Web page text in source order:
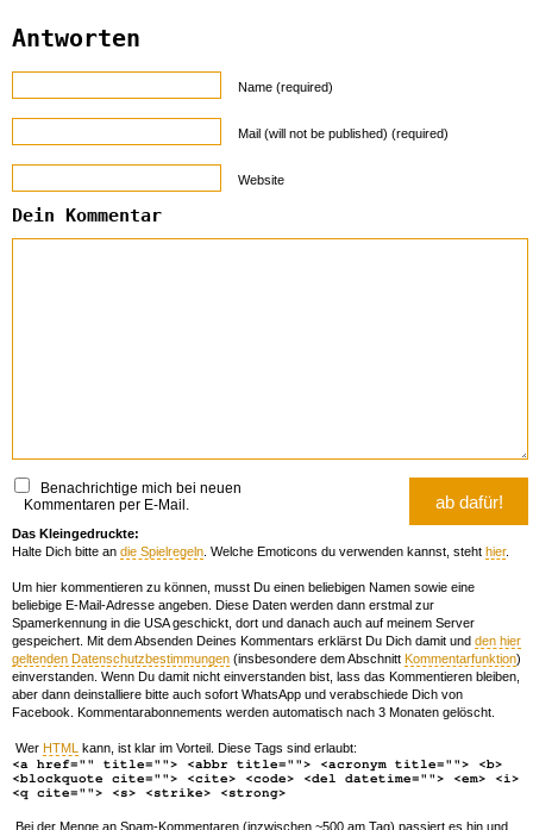
Antworten
Name (required)
Mail (will not be published) (required)
Website
Dein Kommentar
Benachrichtige mich bei neuen
Kommentaren per E-Mail.
Das Kleingedruckte:
Halte Dich bitte an die Spielregeln . Welche Emoticons du verwenden kannst, steht hier.
Um hier kommentieren zu können, musst Du einen beliebigen Namen sowie eine
beliebige E-Mail-Adresse angeben. Diese Daten werden dann erstmal zur
Spamerkennung in die USA geschickt, dort und danach auch auf meinem Server
gespeichert. Mit dem Absenden Deines Kommentars erklärst Du Dich damit und den hier
geltenden Datenschutzbestimmungen (insbesondere dem Abschnitt Kommentarfunktion)
einverstanden. Wenn Du damit nicht einverstanden bist, lass das Kommentieren bleiben,
aber dann deinstalliere bitte auch sofort WhatsApp und verabschiede Dich von
Facebook. Kommentarabonnements werden automatisch nach 3 Monaten gelöscht.
Wer HTML kann, ist klar im Vorteil. Diese Tags sind erlaubt:
<a href="" title=""> <abbr title=""> <acronym title=""> <b>
<blockquote cite=""> <cite> <code> <del datetime=""> <em> <i>
<q cite=""> <s> <strike> <strong>
Bei der Menge an Spam-Kommentaren (inzwischen ~500 am Tag) passiert es hin und